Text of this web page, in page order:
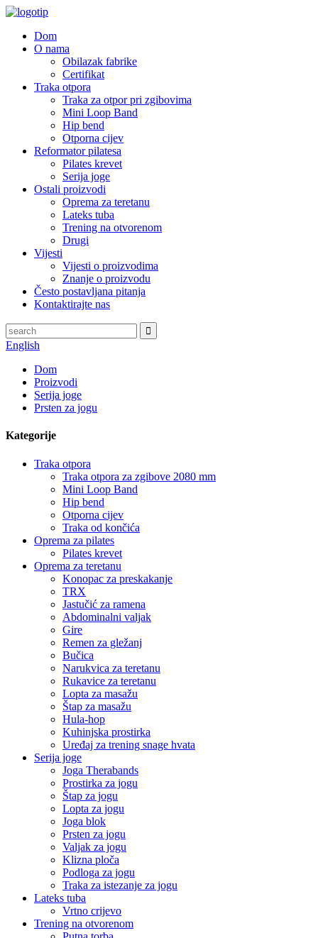
Dom
O nama
Obilazak fabrike
Certifikat
Traka otpora
Traka za otpor pri zgibovima
Mini Loop Band
Hip bend
Otporna cijev
Reformator pilatesa
Pilates krevet
Serija joge
Ostali proizvodi
Oprema za teretanu
Lateks tuba
Trening na otvorenom
Drugi
Vijesti
Vijesti o proizvodima
Znanje o proizvodu
Često postavljana pitanja
Kontaktirajte nas
English
Dom
Proizvodi
Serija joge
Prsten za jogu
Kategorije
Traka otpora
Traka otpora za zgibove 2080 mm
Mini Loop Band
Hip bend
Otporna cijev
Traka od končića
Oprema za pilates
Pilates krevet
Oprema za teretanu
Konopac za preskakanje
TRX
Jastučić za ramena
Abdominalni valjak
Gire
Remen za gležanj
Bučica
Narukvica za teretanu
Rukavice za teretanu
Lopta za masažu
Štap za masažu
Hula-hop
Kuhinjska prostirka
Uređaj za trening snage hvata
Serija joge
Joga Therabands
Prostirka za jogu
Štap za jogu
Lopta za jogu
Joga blok
Prsten za jogu
Valjak za jogu
Klizna ploča
Podloga za jogu
Traka za istezanje za jogu
Lateks tuba
Vrtno crijevo
Trening na otvorenom